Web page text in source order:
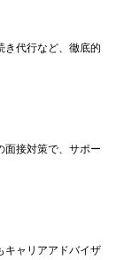
き代行など、徹底的
面接対策で、サポー
キャリアアドバイザ